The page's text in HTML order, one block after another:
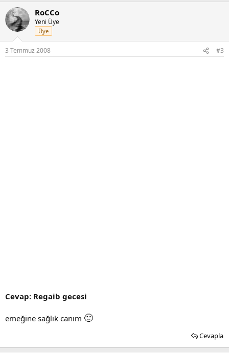
RoCCo
Yeni Üye
Üye
3 Temmuz 2008 #3
Cevap: Regaib gecesi
emeğine sağlık canım 🙂
Cevapla